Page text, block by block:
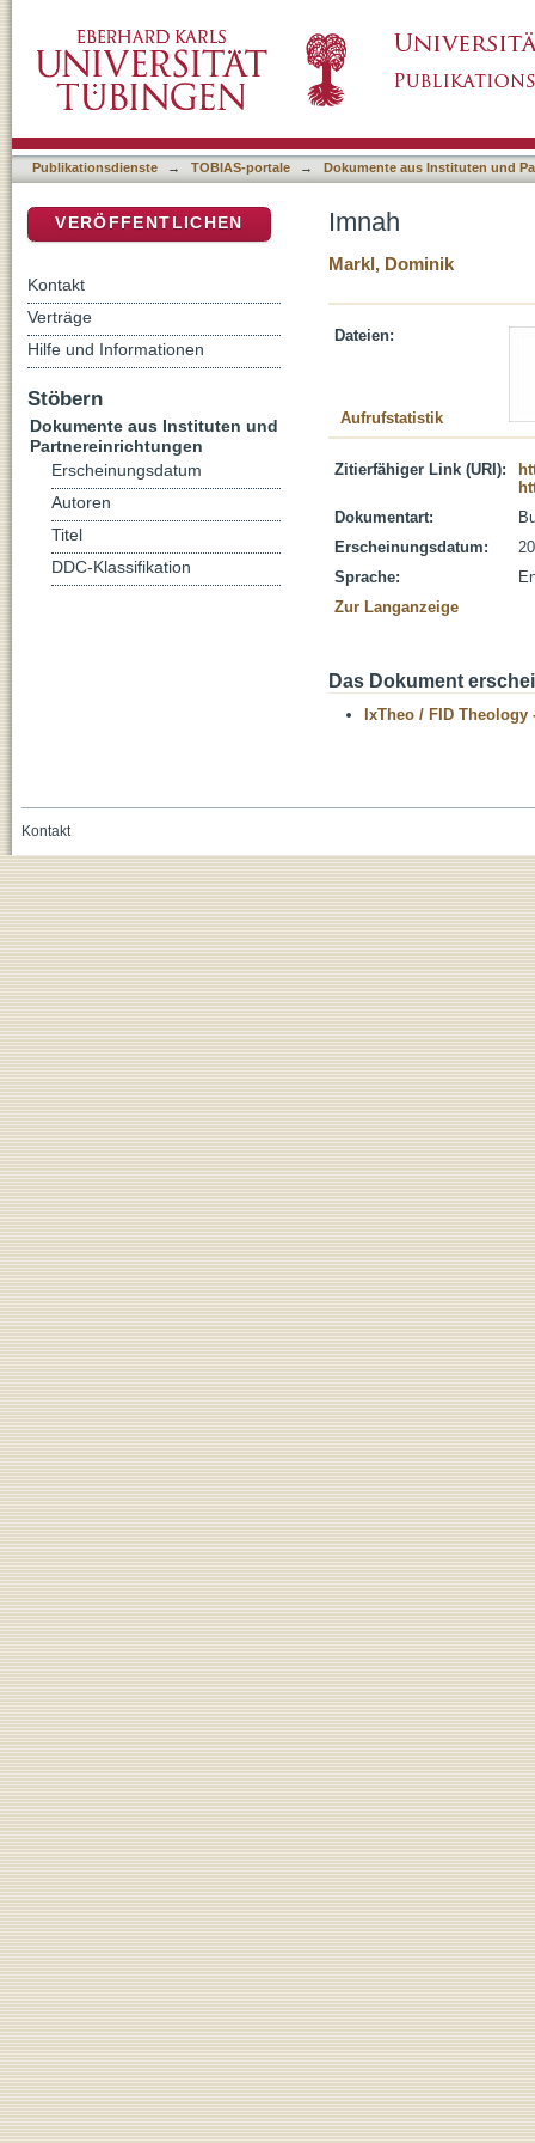
Publikationsdienste → TOBIAS-portale → Dokumente aus Instituten und
Imnah
Markl, Dominik
Dateien:
Aufrufstatistik
Zitierfähiger Link (URI):
Dokumentart:
Erscheinungsdatum:
Sprache:
Zur Langanzeige
Das Dokument
IxTheo / FID Theology
VERÖFFENTLICHEN
Kontakt
Verträge
Hilfe und Informationen
Stöbern
Dokumente aus Instituten und
Partnereinrichtungen
Erscheinungsdatum
Autoren
Titel
DDC-Klassifikation
Kontakt